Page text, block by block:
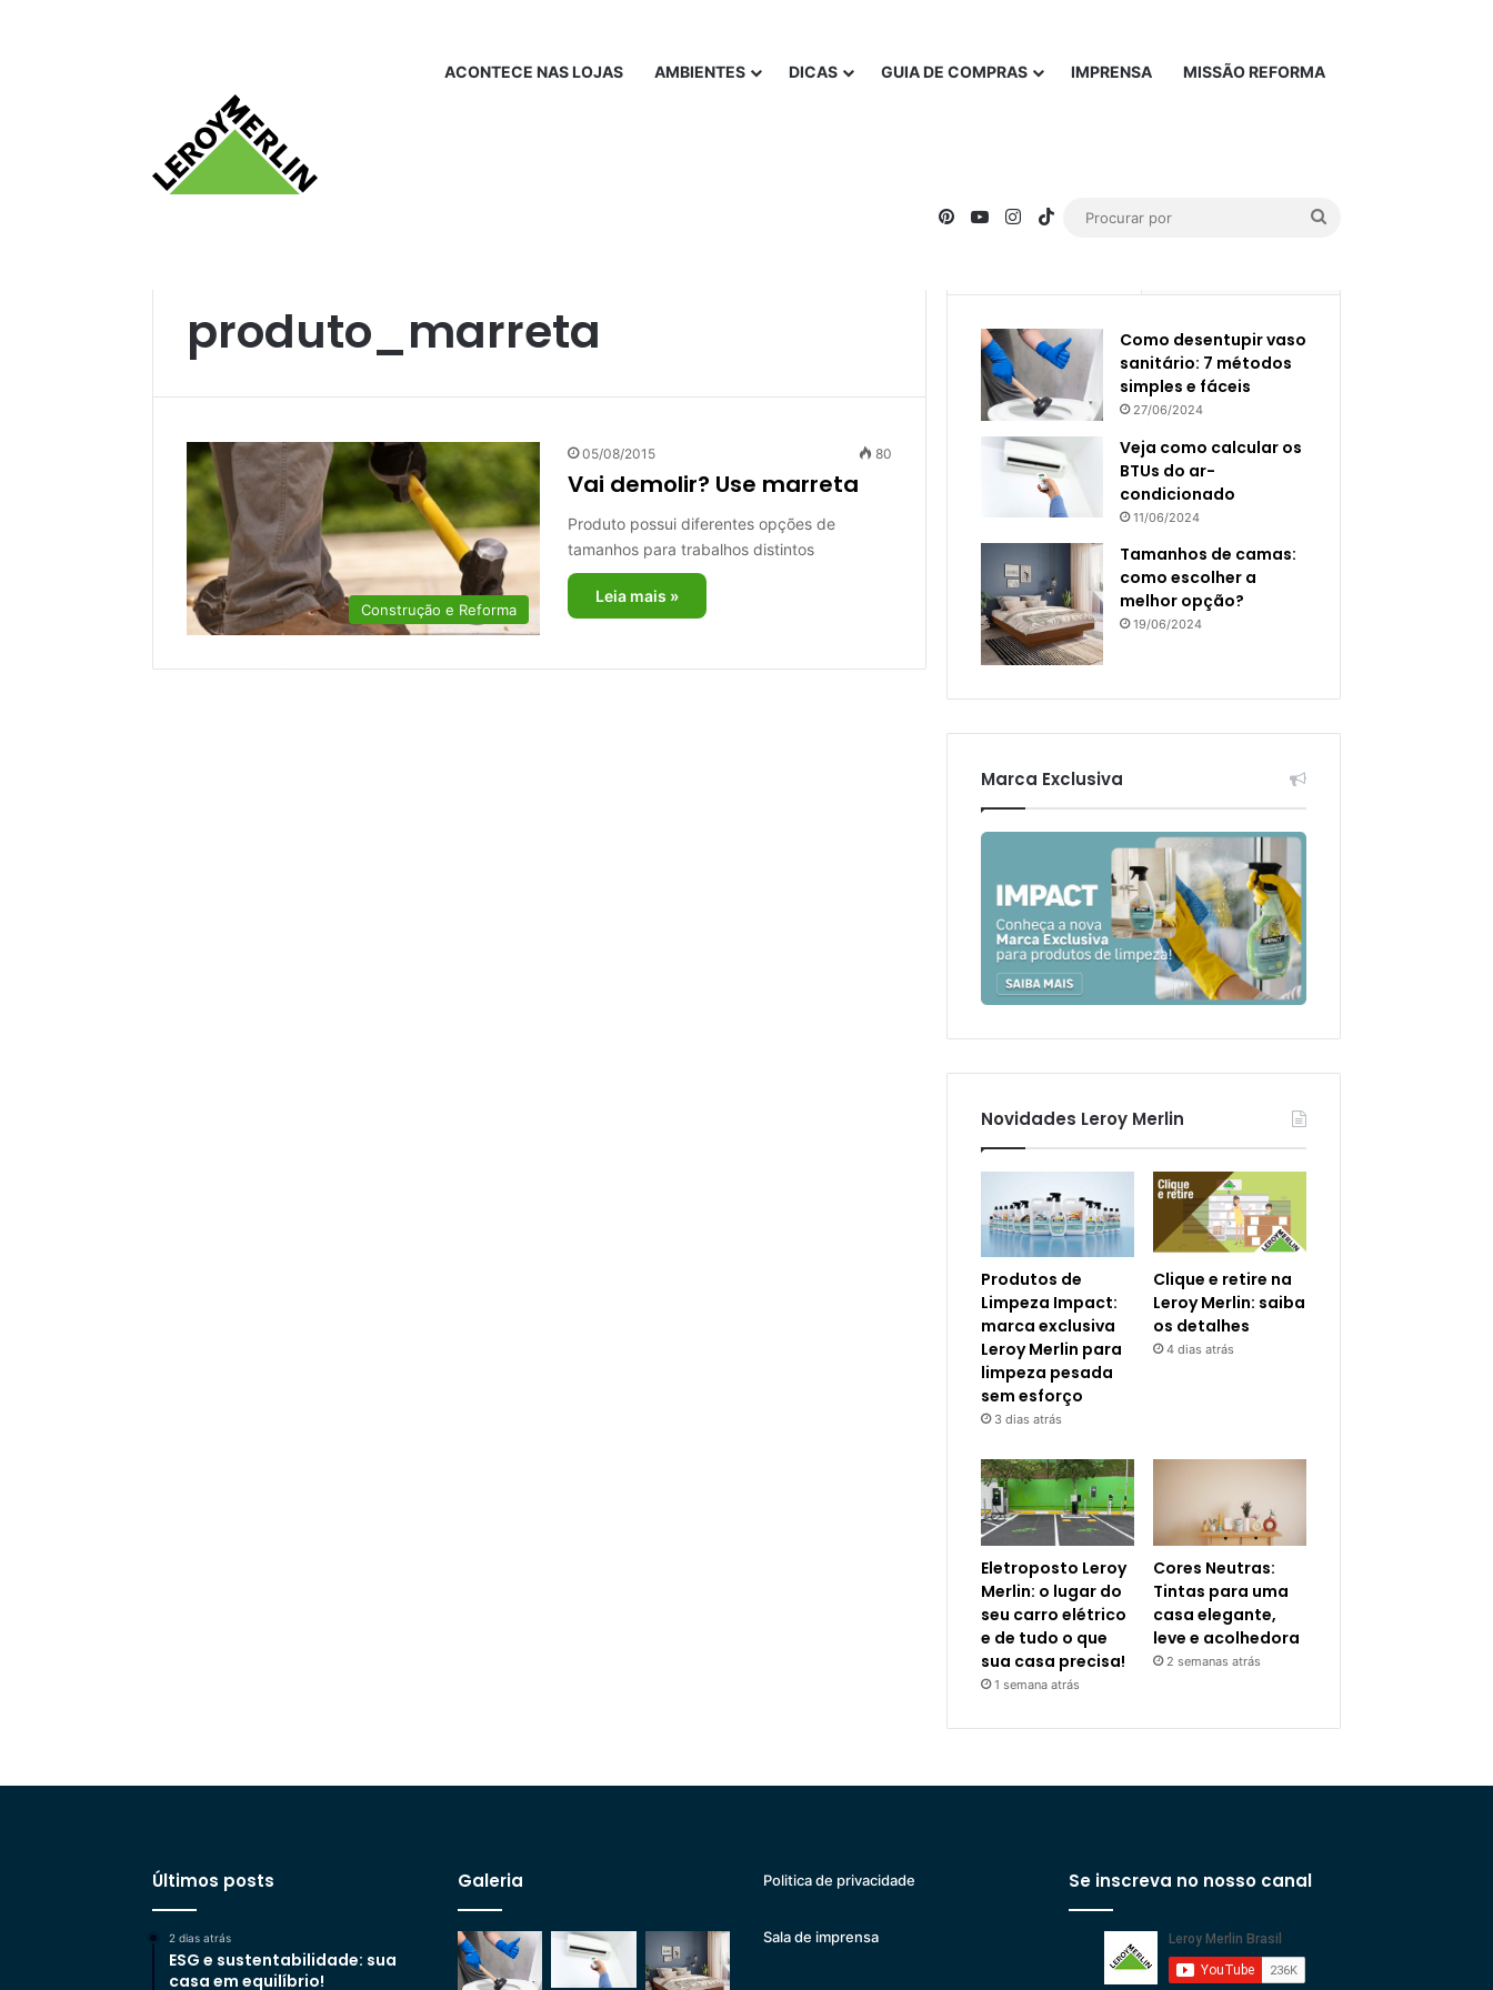
ACONTECE NAS LOJAS AMBIENTES DICAS GUIA DE COMPRAS IMPRENSA MISSÃO REFORMA
PinterestYouTubeInstagram
TikTok
produto_marreta
Construção e Reforma
05/08/2015 80
Vai demolir? Use marreta
Produto possui diferentes opções de
tamanhos para trabalhos distintos
Leia mais »
Como desentupir vaso
sanitário: 7 métodos
simples e fáceis
27/06/2024
Veja como calcular os
BTUs do ar-
condicionado
11/06/2024
Tamanhos de camas:
como escolher a
melhor opção?
19/06/2024
Marca Exclusiva
Novidades Leroy Merlin
Produtos de
Limpeza Impact:
marca exclusiva
Leroy Merlin para
limpeza pesada
sem esforço
3 dias atrás
Clique e retire na
Leroy Merlin: saiba
os detalhes
4 dias atrás
Eletroposto Leroy
Merlin: o lugar do
seu carro elétrico
e de tudo o que
sua casa precisa!
1 semana atrás
Cores Neutras:
Tintas para uma
casa elegante,
leve e acolhedora
2 semanas atrás
Últimos posts
2 dias atrás
ESG e sustentabilidade: sua
casa em equilíbrio!
Galeria Politica de privacidade
Sala de imprensa
Se inscreva no nosso canal